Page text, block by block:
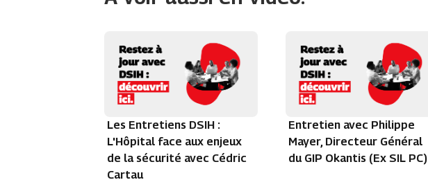
Les Entretiens DSIH :
L'Hôpital face aux enjeux
de la sécurité avec Cédric
Cartau
Entretien avec Philippe
Mayer, Directeur Général
du GIP Okantis (Ex SIL PC)